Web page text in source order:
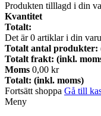
Produkten tilllagd i din
Kvantitet
Totalt:
Det är0 artiklar i din
Totalt antal produkter:
Totalt frakt: (inkl.
Moms 0,00 kr
Totalt: (inkl. moms)
Fortsätt shoppa Gå till
Meny